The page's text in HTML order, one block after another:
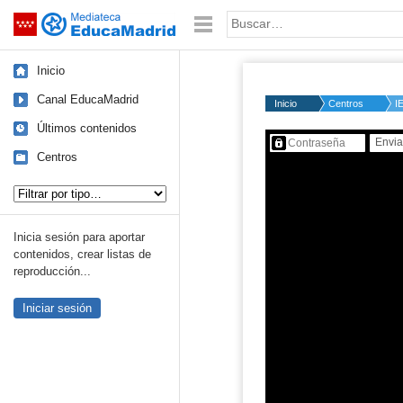
Saltar navegación Palabra o frase:
Inicio
Canal EducaMadrid
Últimos contenidos
Centros
Inicia sesión para aportar
contenidos, crear listas de
reproducción...
Iniciar sesión
Inicio Centros
Contenido protegido…